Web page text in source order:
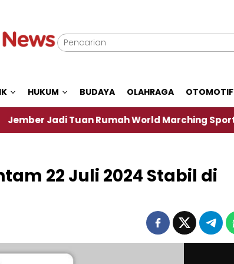
HUKUM BUDAYA OLAHRAGA OTOMOTIF
Tuan Rumah World Marching Sport 2027
22 Juli 2024 Stabil di